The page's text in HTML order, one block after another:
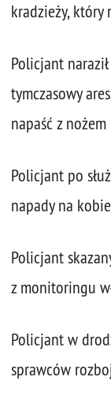
kradzieży, który
Policjant
tymczasowy
napaść z
Policjant po
napady na
Policjant
z monitoringu
Policjant w
sprawców